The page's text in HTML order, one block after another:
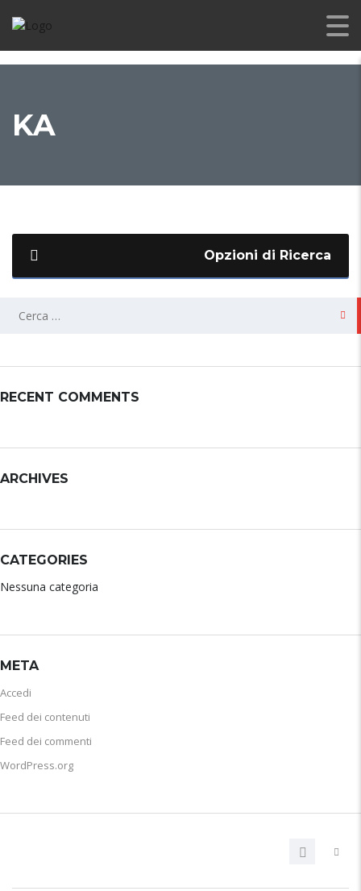
KA
Opzioni di Ricerca
RECENT COMMENTS
ARCHIVES
CATEGORIES
Nessuna categoria
META
Accedi
Feed dei contenuti
Feed dei commenti
WordPress.org